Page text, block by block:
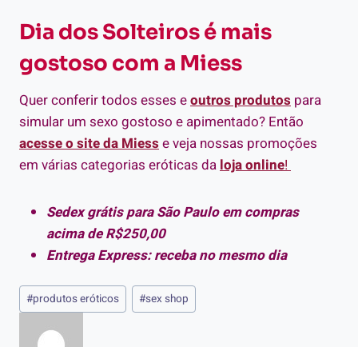
Dia dos Solteiros é mais
gostoso com a Miess
Quer conferir todos esses eoutros produtos para
simular um sexo gostoso e apimentado? Então
acesse o site da Miesse veja nossas promoções
em várias categorias eróticas daloja online!
Sedex grátis para São Paulo em compras
acima de R$250,00
Entrega Express: receba no mesmo dia
Tags
do
Post:
#produtos eróticos #sex shop